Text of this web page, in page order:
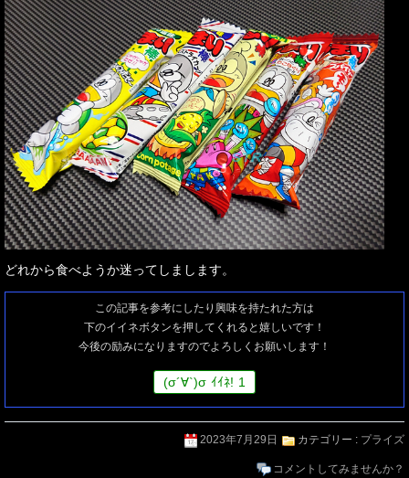
どれから食べようか迷ってしまします。
この記事を参考にしたり興味を持たれた方は
下のイイネボタンを押してくれると嬉しいです！
今後の励みになりますのでよろしくお願いします！
(σ´∀`)σ ｲｲﾈ! 1
2023年7月29日 カテゴリー : プライズ
コメントしてみませんか？